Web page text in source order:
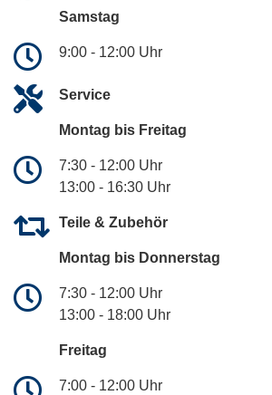
Samstag
9:00 - 12:00 Uhr
Service
Montag bis Freitag
7:30 - 12:00 Uhr
13:00 - 16:30 Uhr
Teile & Zubehör
Montag bis Donnerstag
7:30 - 12:00 Uhr
13:00 - 18:00 Uhr
Freitag
7:00 - 12:00 Uhr